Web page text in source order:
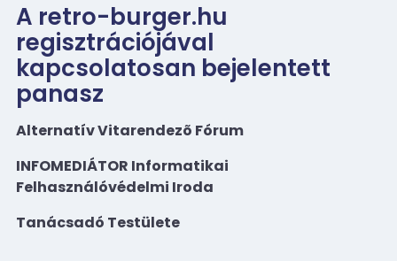
A retro-burger.hu
regisztrációjával
kapcsolatosan bejelentett
panasz
Alternatív Vitarendezõ Fórum
INFOMEDIÁTOR Informatikai
Felhasználóvédelmi Iroda
Tanácsadó Testülete